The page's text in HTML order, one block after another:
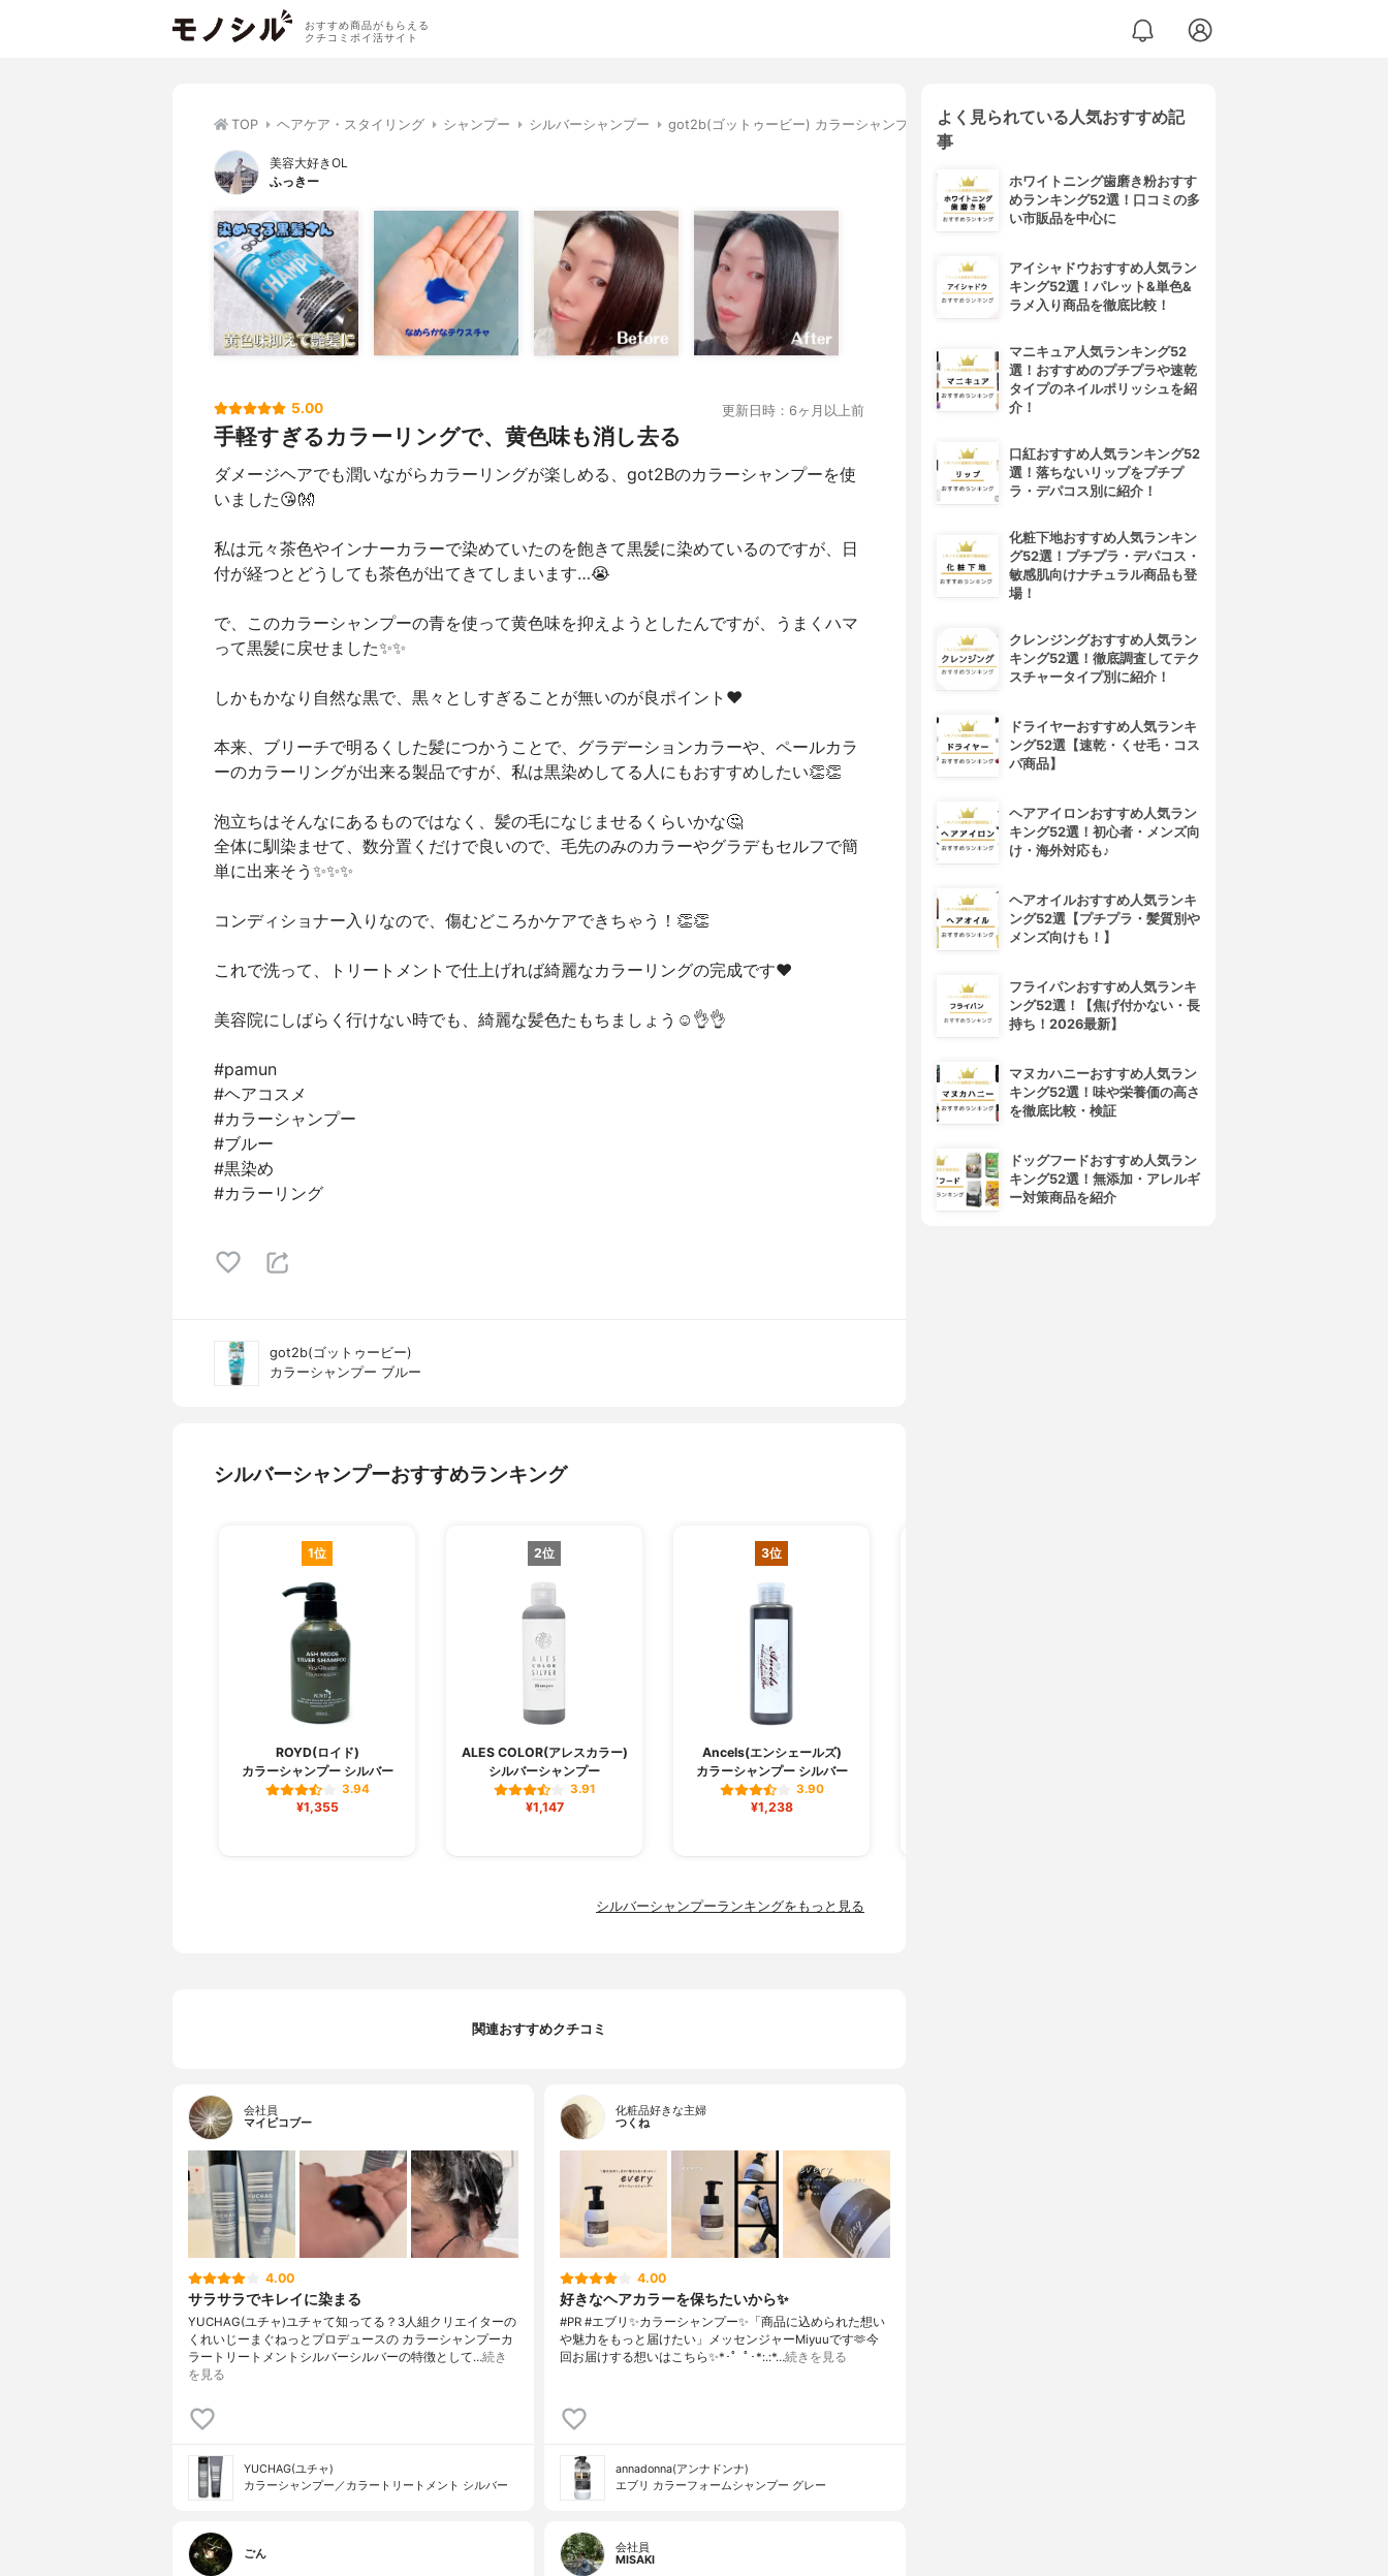
おすすめ商品がもらえる
クチコミポイ活サイト
TOP ヘアケア・スタイリング シャンプー シルバーシャンプー got2b(ゴットゥービー) カラーシャンプー ブルー
美容大好きOL
ふっきー
5.00 更新日時：6ヶ月以上前
手軽すぎるカラーリングで、黄色味も消し去る
ダメージヘアでも潤いながらカラーリングが楽しめる、got2Bのカラーシャンプーを使
いました😘👐
私は元々茶色やインナーカラーで染めていたのを飽きて黒髪に染めているのですが、日
付が経つとどうしても茶色が出てきてしまいます…😭
で、このカラーシャンプーの青を使って黄色味を抑えようとしたんですが、うまくハマ
って黒髪に戻せました✨✨
しかもかなり自然な黒で、黒々としすぎることが無いのが良ポイント❤️
本来、ブリーチで明るくした髪につかうことで、グラデーションカラーや、ペールカラ
ーのカラーリングが出来る製品ですが、私は黒染めしてる人にもおすすめしたい👏👏
泡立ちはそんなにあるものではなく、髪の毛になじませるくらいかな🤔
全体に馴染ませて、数分置くだけで良いので、毛先のみのカラーやグラデもセルフで簡
単に出来そう✨✨✨
コンディショナー入りなので、傷むどころかケアできちゃう！👏👏
これで洗って、トリートメントで仕上げれば綺麗なカラーリングの完成です❤️
美容院にしばらく行けない時でも、綺麗な髪色たもちましょう☺️👌👌
#pamun
#ヘアコスメ
#カラーシャンプー
#ブルー
#黒染め
#カラーリング
got2b(ゴットゥービー)
カラーシャンプー ブルー
シルバーシャンプーおすすめランキング
1位
ROYD(ロイド)
カラーシャンプー シルバー
3.94
¥1,355
2位
ALES COLOR(アレスカラー)
シルバーシャンプー
3.91
¥1,147
3位
Ancels(エンシェールズ)
カラーシャンプー シルバー
3.90
¥1,238
シルバーシャンプーランキングをもっと見る
関連おすすめクチコミ
会社員
マイピコブー
4.00
サラサラでキレイに染まる
YUCHAG(ユチャ)ユチャて知ってる？3人組クリエイターの
くれいじーまぐねっとプロデュースの カラーシャンプーカ
ラートリートメントシルバーシルバーの特徴として…続き
を見る
YUCHAG(ユチャ)
カラーシャンプー／カラートリートメント シルバー
化粧品好きな主婦
つくね
4.00
好きなヘアカラーを保ちたいから✨
#PR #エブリ✨カラーシャンプー✨「商品に込められた想い
や魅力をもっと届けたい」メッセンジャーMiyuuです🫶今
回お届けする想いはこちら✨*･゜ﾟ･*:.:*…続きを見る
annadonna(アンナドンナ)
エブリ カラーフォームシャンプー グレー
ごん
会社員
MISAKI
よく見られている人気おすすめ記
事
ホワイトニング歯磨き粉おすす
めランキング52選！口コミの多
い市販品を中心に
アイシャドウおすすめ人気ラン
キング52選！パレット&単色&
ラメ入り商品を徹底比較！
マニキュア人気ランキング52
選！おすすめのプチプラや速乾
タイプのネイルポリッシュを紹
介！
口紅おすすめ人気ランキング52
選！落ちないリップをプチプ
ラ・デパコス別に紹介！
化粧下地おすすめ人気ランキン
グ52選！プチプラ・デパコス・
敏感肌向けナチュラル商品も登
場！
クレンジングおすすめ人気ラン
キング52選！徹底調査してテク
スチャータイプ別に紹介！
ドライヤーおすすめ人気ランキ
ング52選【速乾・くせ毛・コス
パ商品】
ヘアアイロンおすすめ人気ラン
キング52選！初心者・メンズ向
け・海外対応も♪
ヘアオイルおすすめ人気ランキ
ング52選【プチプラ・髪質別や
メンズ向けも！】
フライパンおすすめ人気ランキ
ング52選！【焦げ付かない・長
持ち！2026最新】
マヌカハニーおすすめ人気ラン
キング52選！味や栄養価の高さ
を徹底比較・検証
ドッグフードおすすめ人気ラン
キング52選！無添加・アレルギ
ー対策商品を紹介